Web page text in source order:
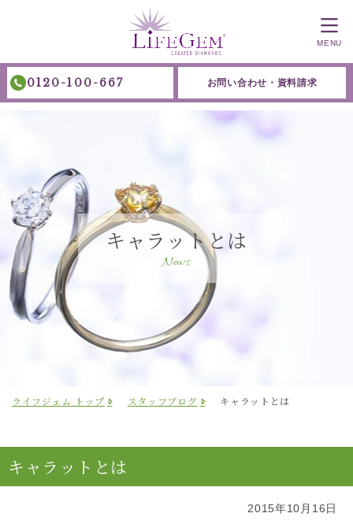
0120-100-667 お問い合わせ・資料請求
MENU
キャラットとは
News
ライフジェム トップ スタッフブログ キャラットとは
キャラットとは
2015年10月16日